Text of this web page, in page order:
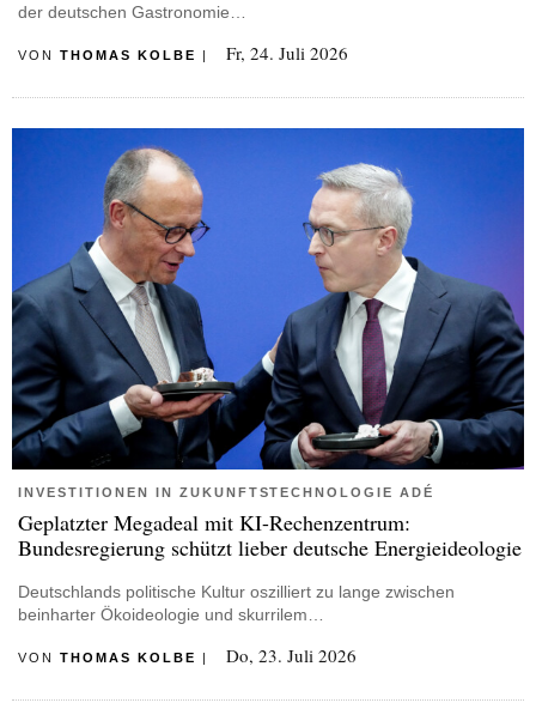
der deutschen Gastronomie…
VON THOMAS KOLBE | Fr, 24. Juli 2026
INVESTITIONEN IN ZUKUNFTSTECHNOLOGIE ADÉ
Geplatzter Megadeal mit KI-Rechenzentrum:
Bundesregierung schützt lieber deutsche Energieideologie
Deutschlands politische Kultur oszilliert zu lange zwischen
beinharter Ökoideologie und skurrilem…
VON THOMAS KOLBE | Do, 23. Juli 2026